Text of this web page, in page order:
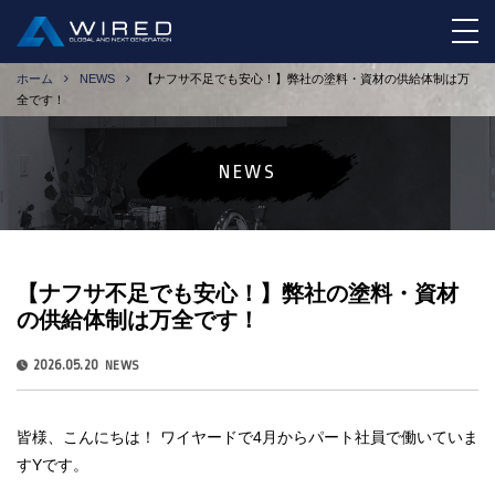
ホーム NEWS
【ナフサ不足でも安心！】弊社の塗料・資材の供給体制は万
全です！
NEWS
【ナフサ不足でも安心！】弊社の塗料・資材
の供給体制は万全です！
2026.05.20 NEWS
皆様、こんにちは！ ワイヤードで4月からパート社員で働いていま
すYです。